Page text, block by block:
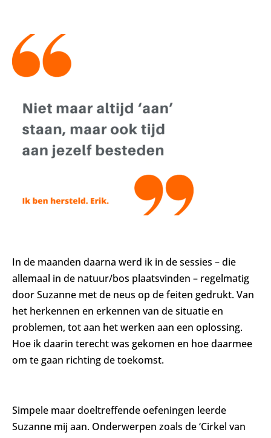
In de maanden daarna werd ik in de sessies – die
allemaal in de natuur/bos plaatsvinden – regelmatig
door Suzanne met de neus op de feiten gedrukt. Van
het herkennen en erkennen van de situatie en
problemen, tot aan het werken aan een oplossing.
Hoe ik daarin terecht was gekomen en hoe daarmee
om te gaan richting de toekomst.
Simpele maar doeltreffende oefeningen leerde
Suzanne mij aan. Onderwerpen zoals de ‘Cirkel van